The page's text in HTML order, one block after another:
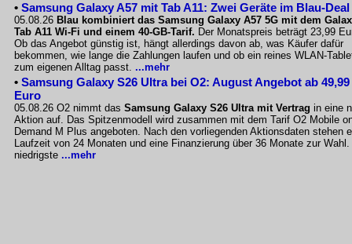
• Samsung Galaxy A57 mit Tab A11: Zwei Geräte im Blau-Deal
05.08.26 Blau kombiniert das Samsung Galaxy A57 5G mit dem
Tab A11 Wi-Fi und einem 40-GB-Tarif. Der Monatspreis beträgt 23,99
Ob das Angebot günstig ist, hängt allerdings davon ab, was Käufer dafür
bekommen, wie lange die Zahlungen laufen und ob ein reines WLAN-
zum eigenen Alltag passt. ...mehr
• Samsung Galaxy S26 Ultra bei O2: August Angebot ab 49,99
Euro
05.08.26 O2 nimmt das Samsung Galaxy S26 Ultra mit Vertrag in eine
Aktion auf. Das Spitzenmodell wird zusammen mit dem Tarif O2 Mobile
Demand M Plus angeboten. Nach den vorliegenden Aktionsdaten stehen
Laufzeit von 24 Monaten und eine Finanzierung über 36 Monate zur Wahl.
niedrigste ...mehr